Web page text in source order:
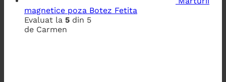
magnetice poza Botez Fetita
Evaluat la 5 din 5
de Carmen